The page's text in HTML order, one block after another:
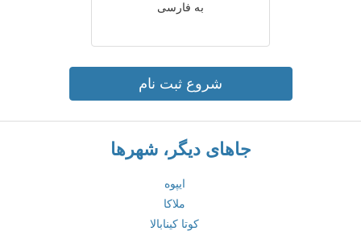
به فارسی
شروع ثبت نام
جاهای دیگر، شهرها
ایپوه
ملاکا
کوتا کینابالا